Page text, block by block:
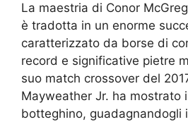
La maestria di Conor
è tradotta in un enorme
caratterizzato da borse di
record e significative pietre
suo match crossover del
Mayweather Jr. ha mostrato
botteghino, guadagnandogli